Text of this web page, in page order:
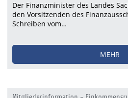
Der Finanzminister des Landes
den Vorsitzenden des
Schreiben vom…
MEHR